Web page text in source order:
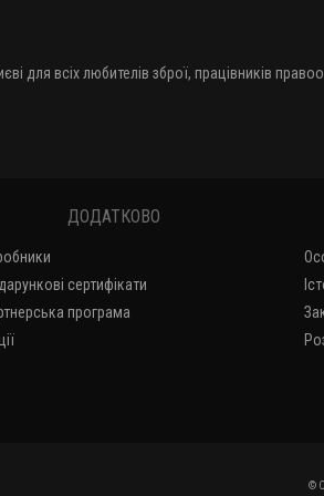
для всіх любителів зброї, працівників
ДОДАТКОВО
сертифікати
програма
©